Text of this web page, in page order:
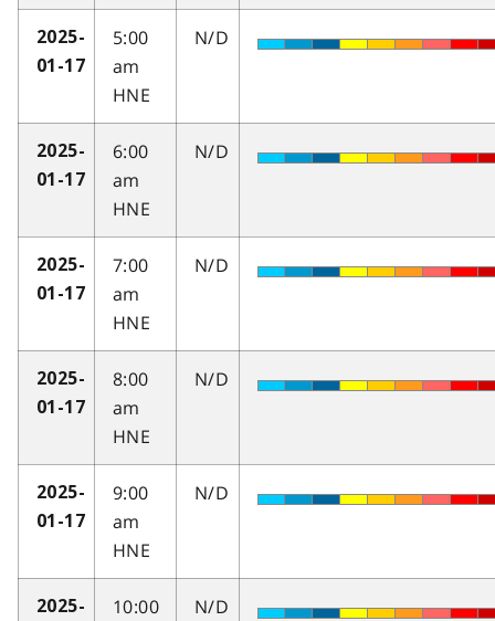
2025-
01-17
5:00
am
HNE
N/D
2025-
01-17
6:00
am
HNE
N/D
2025-
01-17
7:00
am
HNE
N/D
2025-
01-17
8:00
am
HNE
N/D
2025-
01-17
9:00
am
HNE
N/D
2025-
10:00
N/D